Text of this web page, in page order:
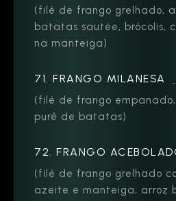
(filé de frango grelhado,
batatas sautée, brócolis,
na manteiga)
71. FRANGO MILANESA
(filé de frango
purê de batatas)
72. FRANGO
(filé de frango grelhado
azeite e manteiga, arroz